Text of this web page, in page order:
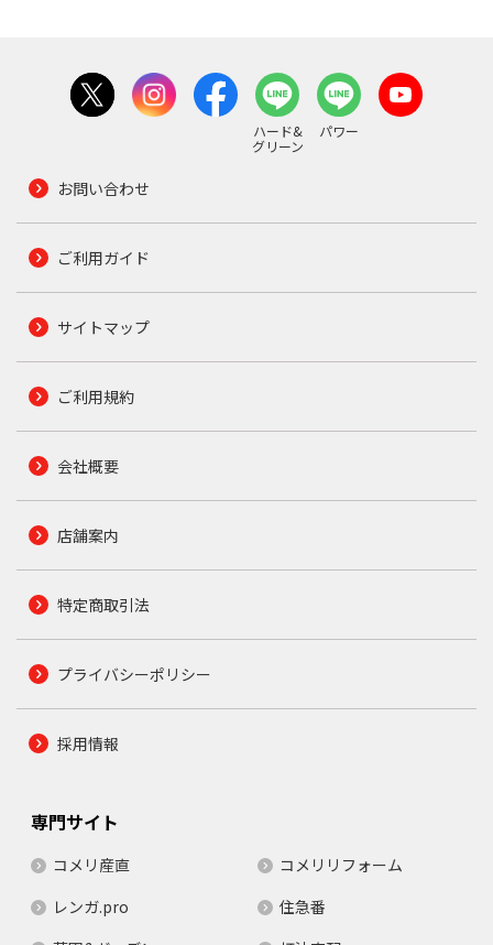
ハード&
グリーン
パワー
お問い合わせ
ご利用ガイド
サイトマップ
ご利用規約
会社概要
店舗案内
特定商取引法
プライバシーポリシー
採用情報
専門サイト
コメリ産直
コメリリフォーム
レンガ.pro
住急番